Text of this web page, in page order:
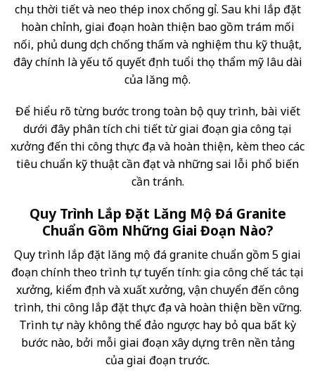
chịu thời tiết và neo thép inox chống gỉ. Sau khi lắp đặt
hoàn chỉnh, giai đoạn hoàn thiện bao gồm trám mối
nối, phủ dung dịch chống thấm và nghiệm thu kỹ thuật,
đây chính là yếu tố quyết định tuổi thọ thẩm mỹ lâu dài
của lăng mộ.
Để hiểu rõ từng bước trong toàn bộ quy trình, bài viết
dưới đây phân tích chi tiết từ giai đoạn gia công tại
xưởng đến thi công thực địa và hoàn thiện, kèm theo các
tiêu chuẩn kỹ thuật cần đạt và những sai lỗi phổ biến
cần tránh.
Quy Trình Lắp Đặt Lăng Mộ Đá Granite
Chuẩn Gồm Những Giai Đoạn Nào?
Quy trình lắp đặt lăng mộ đá granite chuẩn gồm 5 giai
đoạn chính theo trình tự tuyến tính: gia công chế tác tại
xưởng, kiểm định và xuất xưởng, vận chuyển đến công
trình, thi công lắp đặt thực địa và hoàn thiện bền vững.
Trình tự này không thể đảo ngược hay bỏ qua bất kỳ
bước nào, bởi mỗi giai đoạn xây dựng trên nền tảng
của giai đoạn trước.